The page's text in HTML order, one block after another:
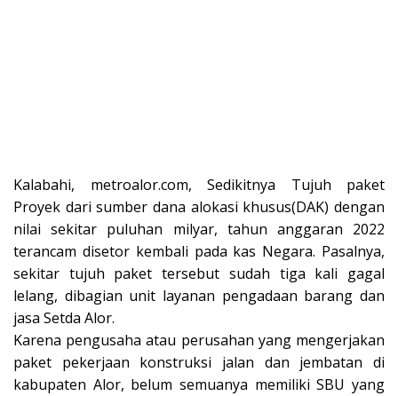
Kalabahi, metroalor.com, Sedikitnya Tujuh paket
Proyek dari sumber dana alokasi khusus(DAK) dengan
nilai sekitar puluhan milyar, tahun anggaran 2022
terancam disetor kembali pada kas Negara. Pasalnya,
sekitar tujuh paket tersebut sudah tiga kali gagal
lelang, dibagian unit layanan pengadaan barang dan
jasa Setda Alor.
Karena pengusaha atau perusahan yang mengerjakan
paket pekerjaan konstruksi jalan dan jembatan di
kabupaten Alor, belum semuanya memiliki SBU yang